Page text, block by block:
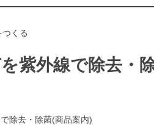
つくる
紫外線で除去・
除去・除菌(商品案内)